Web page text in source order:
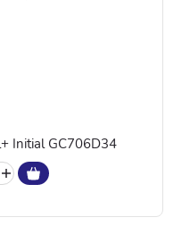
Initial GC706D34